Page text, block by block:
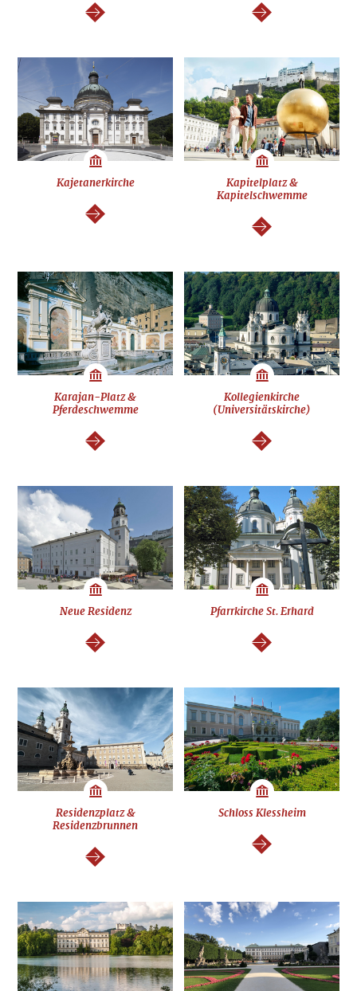
weiter weiter
Kajetanerkirche
weiter
Kapitelplatz &
Kapitelschwemme
weiter
Karajan-Platz &
Pferdeschwemme
weiter
Kollegienkirche
(Universitätskirche)
weiter
Neue Residenz
weiter
Pfarrkirche St. Erhard
weiter
Residenzplatz &
Residenzbrunnen
weiter
Schloss Klessheim
weiter